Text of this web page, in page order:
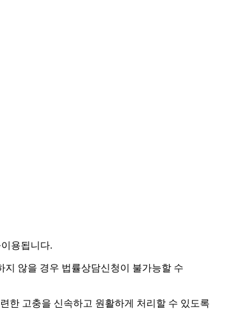
용됩니다.
지 않을 경우 법률상담신청이 불가능할 수
한 고충을 신속하고 원활하게 처리할 수 있도록